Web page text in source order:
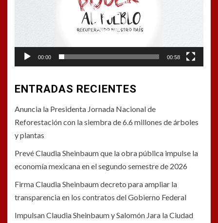
00:00 00:58
ENTRADAS RECIENTES
Anuncia la Presidenta Jornada Nacional de
Reforestación con la siembra de 6.6 millones de árboles
y plantas
Prevé Claudia Sheinbaum que la obra pública impulse la
economía mexicana en el segundo semestre de 2026
Firma Claudia Sheinbaum decreto para ampliar la
transparencia en los contratos del Gobierno Federal
Impulsan Claudia Sheinbaum y Salomón Jara la Ciudad